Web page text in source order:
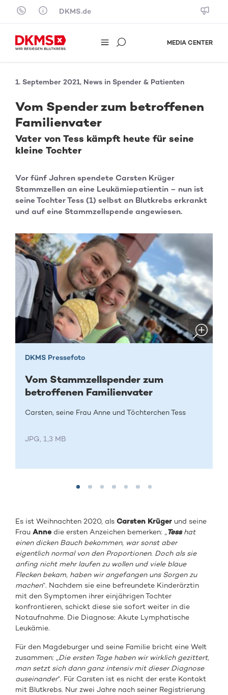
Skip to content
DKMS.de
MEDIA CENTER
1. September 2021, News in Spender & Patienten
Vom Spender zum betroffenen
Familienvater
Vater von Tess kämpft heute für seine
kleine Tochter
Vor fünf Jahren spendete Carsten Krüger
Stammzellen an eine Leukämiepatientin – nun ist
seine Tochter Tess (1) selbst an Blutkrebs erkrankt
und auf eine Stammzellspende angewiesen.
DKMS Pressefoto
Vom Stammzellspender zum
betroffenen Familienvater
Carsten, seine Frau Anne und Töchterchen Tess
JPG, 1,3 MB
Es ist Weihnachten 2020, alsCarsten Krüger und seine
FrauAnne die ersten Anzeichen bemerken: „Tesshat
einen dicken Bauch bekommen, war sonst aber
eigentlich normal von den Proportionen. Doch als sie
anfing nicht mehr laufen zu wollen und viele blaue
Flecken bekam, haben wir angefangen uns Sorgen zu
machen“. Nachdem sie eine befreundete Kinderärztin
mit den Symptomen ihrer einjährigen Tochter
konfrontieren, schickt diese sie sofort weiter in die
Notaufnahme. Die Diagnose: Akute Lymphatische
Leukämie.
Für den Magdeburger und seine Familie bricht eine Welt
zusammen: „Die ersten Tage haben wir wirklich gezittert,
man setzt sich dann ganz intensiv mit dieser Diagnose
auseinander“. Für Carsten ist es nicht der erste Kontakt
mit Blutkrebs. Nur zwei Jahre nach seiner Registrierung